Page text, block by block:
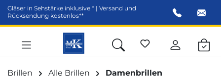
springen
Gläser in Sehstärke inklusive * | Versand und
Rücksendung kostenlos**
Brillen Alle Brillen Damenbrillen